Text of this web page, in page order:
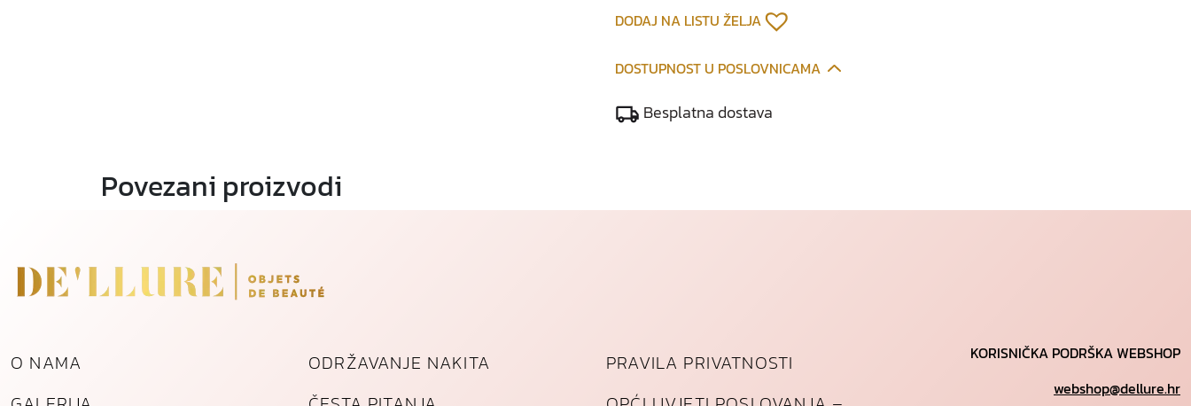
c
o
i
DODAJ NA LISTU ŽELJA
DOSTUPNOST U POSLOVNICAMA
Besplatna dostava
Povezani proizvodi
O NAMA
ODRŽAVANJE NAKITA
PRAVILA PRIVATNOSTI
KORISNIČKA PODRŠKA WEBSHOP
webshop@dellure.hr